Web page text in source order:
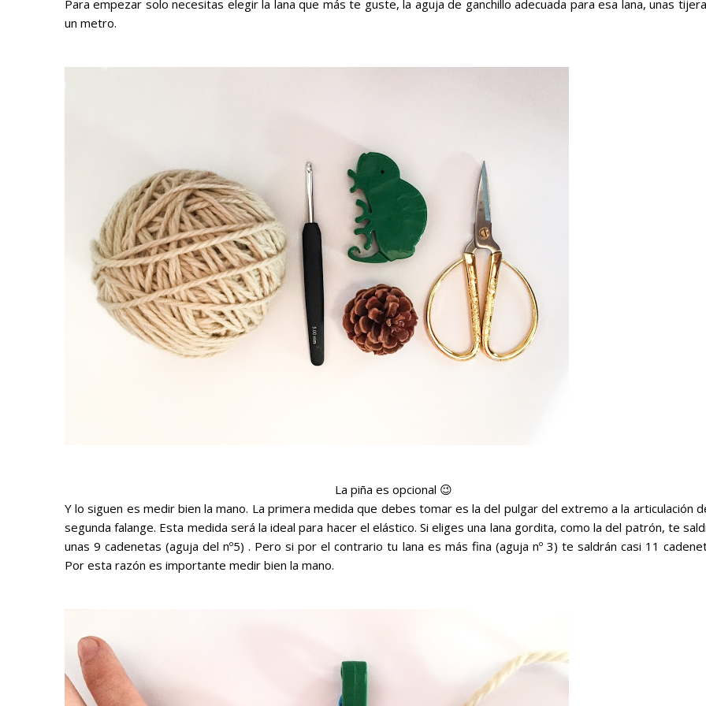
Para empezar solo necesitas elegir la lana que más te guste, la aguja de ganchillo adecuada para esa lana, unas
un metro.
La piña es opcional 😉
Y lo siguen es medir bien la mano. La primera medida que debes tomar es la del pulgar del extremo a la articulación
segunda falange. Esta medida será la ideal para hacer el elástico. Si eliges una lana gordita, como la del patrón, te
unas 9 cadenetas (aguja del nº5) . Pero si por el contrario tu lana es más fina (aguja nº 3) te saldrán casi 11
Por esta razón es importante medir bien la mano.